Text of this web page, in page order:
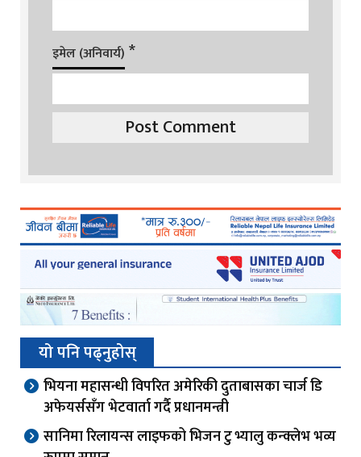
इमेल (अनिवार्य) *
यो पनि पढ्नुहोस्
भियना महासन्धी विपरित अमेरिकी दुताबासका चार्ज डि
अफेयर्ससँग भेटवार्ता गर्दै प्रधानमन्त्री
सानिमा रिलायन्स लाइफको भिजन टु भ्यालु कन्क्लेभ भव्य